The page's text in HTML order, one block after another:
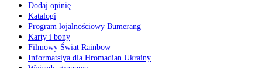
Dodaj opinię
Katalogi
Program lojalnościowy Bumerang
Karty i bony
Filmowy Świat Rainbow
Informatsiya dla Hromadian Ukrainy